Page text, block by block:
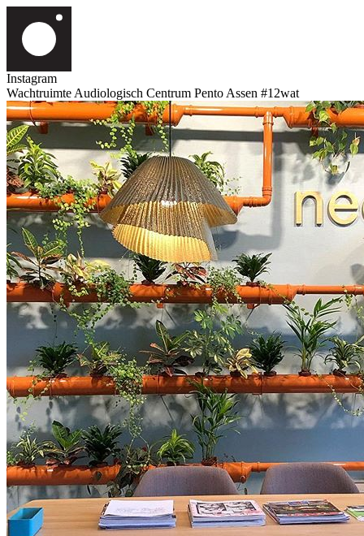
Instagram
Wachtruimte Audiologisch Centrum Pento Assen #12wat